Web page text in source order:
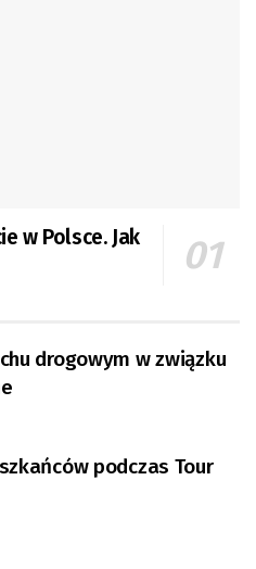
w Polsce. Jak
drogowym w związku
podczas Tour